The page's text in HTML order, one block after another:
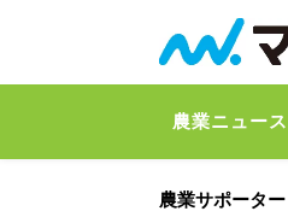
農業ニュース
農業サポーター